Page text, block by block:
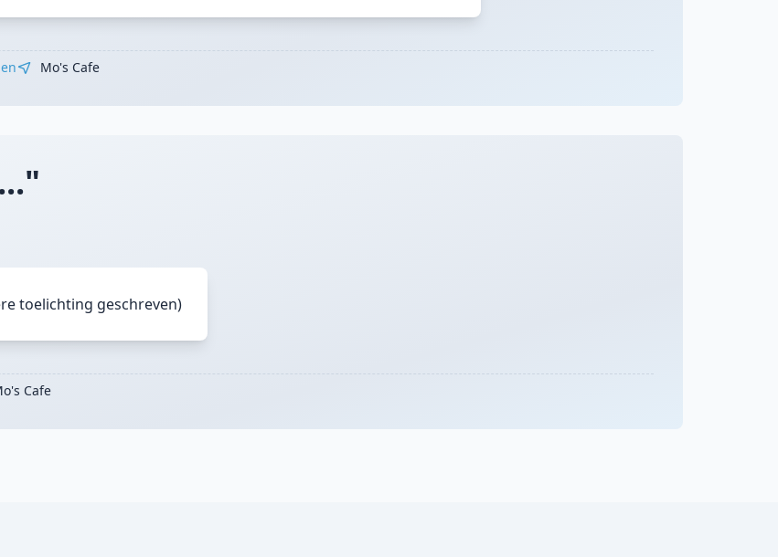
Mo's Cafe
toelichting geschreven)
Cafe